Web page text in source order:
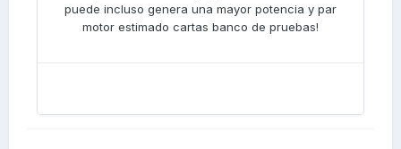
puede incluso genera una mayor potencia y par
motor estimado cartas banco de pruebas!